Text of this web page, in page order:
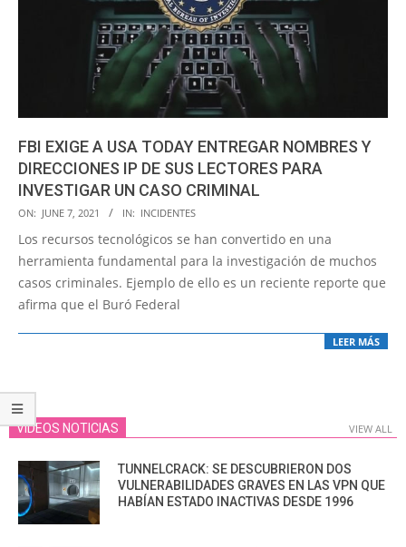
FBI EXIGE A USA TODAY ENTREGAR NOMBRES Y
DIRECCIONES IP DE SUS LECTORES PARA
INVESTIGAR UN CASO CRIMINAL
2021-
06-
07
ON: JUNE 7, 2021 IN: INCIDENTES
Los recursos tecnológicos se han convertido en una
herramienta fundamental para la investigación de muchos
casos criminales. Ejemplo de ello es un reciente reporte que
afirma que el Buró Federal
LEER MÁS
VIDEOS NOTICIAS VIEW ALL
TUNNELCRACK: SE DESCUBRIERON DOS
VULNERABILIDADES GRAVES EN LAS VPN QUE
HABÍAN ESTADO INACTIVAS DESDE 1996